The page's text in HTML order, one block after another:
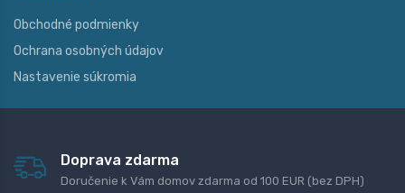
Obchodné podmienky
Ochrana osobných údajov
Nastavenie súkromia
Doprava zdarma
Doručenie k Vám domov zdarma od 100 EUR (bez DPH)